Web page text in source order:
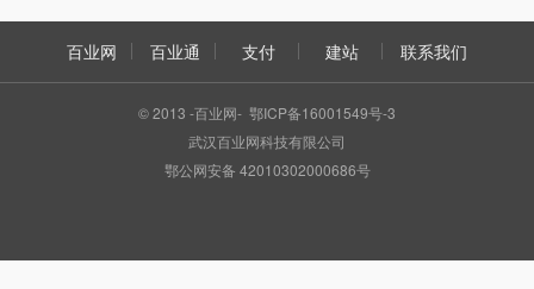
百业网 百业通 支付 建站 联系我们
© 2013 -百业网- 鄂ICP备16001549号-3
武汉百业网科技有限公司
鄂公网安备 42010302000686号